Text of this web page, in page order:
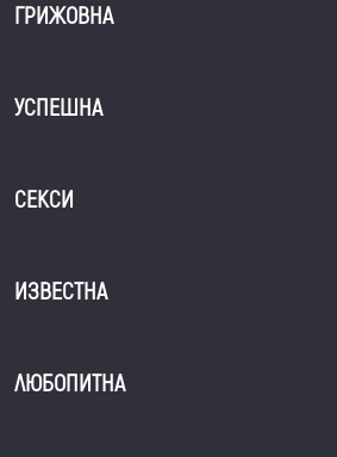
ГРИЖОВНА
УСПЕШНА
СЕКСИ
ИЗВЕСТНА
ЛЮБОПИТНА